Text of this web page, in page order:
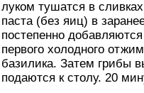
луком тушатся в
паста (без яиц) в
постепенно
первого холодного
базилика. Затем грибы
подаются к столу. 20